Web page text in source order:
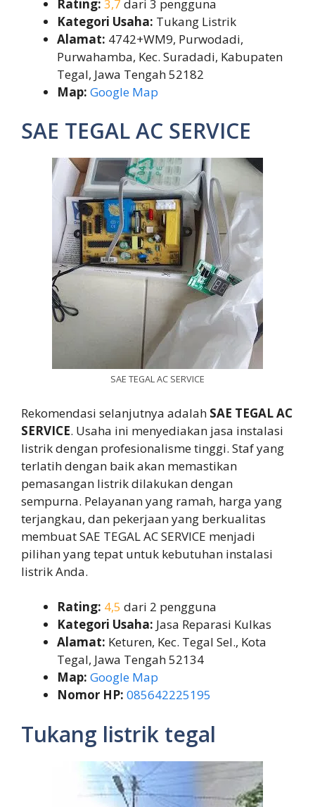
Rating: 3,7 dari 3 pengguna
Kategori Usaha: Tukang Listrik
Alamat: 4742+WM9, Purwodadi,
Purwahamba, Kec. Suradadi, Kabupaten
Tegal, Jawa Tengah 52182
Map: Google Map
SAE TEGAL AC SERVICE
SAE TEGAL AC SERVICE
Rekomendasi selanjutnya adalah SAE TEGAL AC
SERVICE. Usaha ini menyediakan jasa instalasi
listrik dengan profesionalisme tinggi. Staf yang
terlatih dengan baik akan memastikan
pemasangan listrik dilakukan dengan
sempurna. Pelayanan yang ramah, harga yang
terjangkau, dan pekerjaan yang berkualitas
membuat SAE TEGAL AC SERVICE menjadi
pilihan yang tepat untuk kebutuhan instalasi
listrik Anda.
Rating: 4,5 dari 2 pengguna
Kategori Usaha: Jasa Reparasi Kulkas
Alamat: Keturen, Kec. Tegal Sel., Kota
Tegal, Jawa Tengah 52134
Map: Google Map
Nomor HP: 085642225195
Tukang listrik tegal